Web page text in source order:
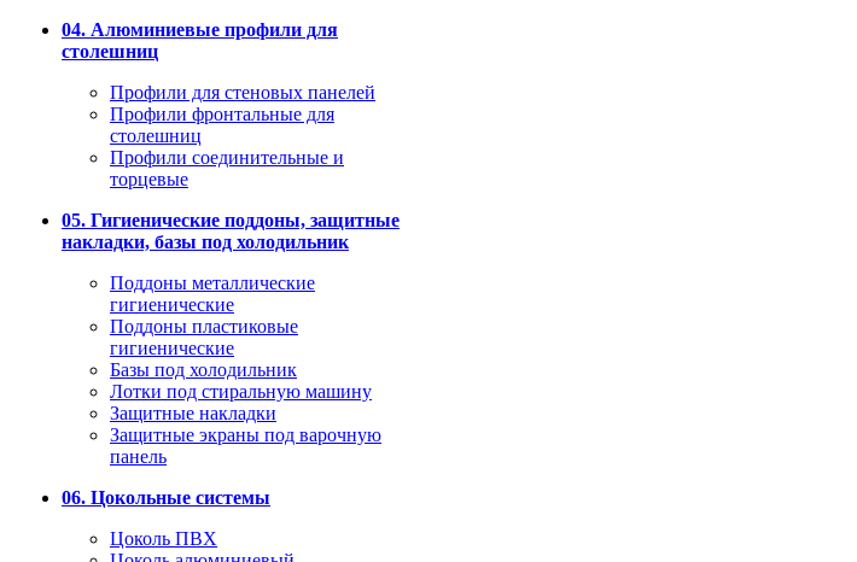
04. Алюминиевые профили для
столешниц
Профили для стеновых панелей
Профили фронтальные для
столешниц
Профили соединительные и
торцевые
05. Гигиенические поддоны, защитные
накладки, базы под холодильник
Поддоны металлические
гигиенические
Поддоны пластиковые
гигиенические
Базы под холодильник
Лотки под стиральную машину
Защитные накладки
Защитные экраны под варочную
панель
06. Цокольные системы
Цоколь ПВХ